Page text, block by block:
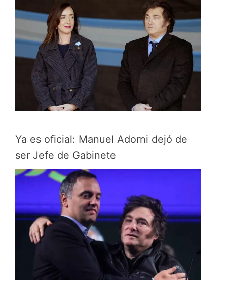
Ya es oficial: Manuel Adorni dejó de
ser Jefe de Gabinete